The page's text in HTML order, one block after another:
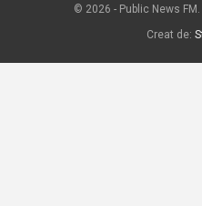
© 2026 - Public News
Creat de: